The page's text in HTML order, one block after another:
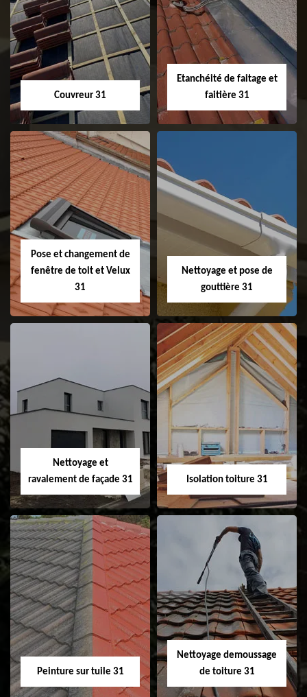
Couvreur 31
Couvreur 31
Etanchéité de faitage et
faitière 31
Etanchéité de
faitage et faitière
31
Pose et changement de
fenêtre de toit et Velux
31
Pose et
changement de
fenêtre de toit et
Velux 31
Nettoyage et pose de
gouttière 31
Nettoyage et pose
Nettoyage et
ravalement de façade 31
Nettoyage et
ravalement de
façade 31
Isolation toiture 31
Isolation toiture 31
Peinture sur tuile 31
Nettoyage demoussage
de toiture 31